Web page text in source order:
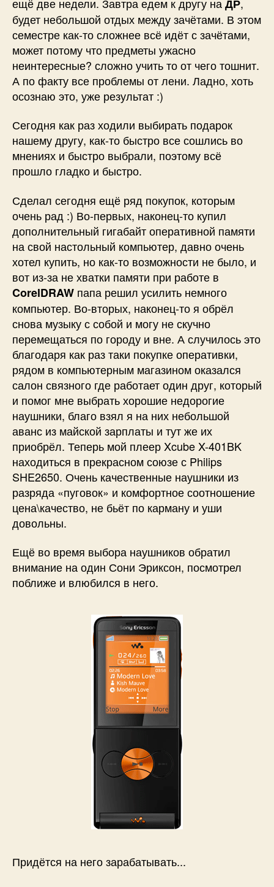
ДР
будет небольшой отдых между зачётами. В этом
семестре как-то сложнее всё идёт с зачётами,
может потому что предметы ужасно
неинтересные? сложно учить то от чего тошнит.
А по факту все проблемы от лени. Ладно, хоть
осознаю это, уже результат :)
Сегодня как раз ходили выбирать подарок
нашему другу, как-то быстро все сошлись во
мнениях и быстро выбрали, поэтому всё
прошло гладко и быстро.
Сделал сегодня ещё ряд покупок, которым
очень рад :) Во-первых, наконец-то купил
дополнительный гигабайт оперативной памяти
на свой настольный компьютер, давно очень
хотел купить, но как-то возможности не было, и
вот из-за не хватки памяти при работе в
CorelDRAW папа решил усилить немного
компьютер. Во-вторых, наконец-то я обрёл
снова музыку с собой и могу не скучно
перемещаться по городу и вне. А случилось это
благодаря как раз таки покупке оперативки,
рядом в компьютерным магазином оказался
салон связного где работает один друг, который
и помог мне выбрать хорошие недорогие
наушники, благо взял я на них небольшой
аванс из майской зарплаты и тут же их
приобрёл. Теперь мой плеер Xcube X-401BK
находиться в прекрасном союзе с Philips
SHE2650. Очень качественные наушники из
разряда «пуговок» и комфортное соотношение
цена\качество, не бьёт по карману и уши
довольны.
Ещё во время выбора наушников обратил
внимание на один Сони Эриксон, посмотрел
поближе и влюбился в него.
Придётся на него зарабатывать...